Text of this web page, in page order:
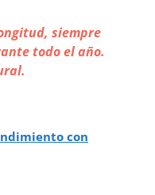
siempre
todo el año.
con